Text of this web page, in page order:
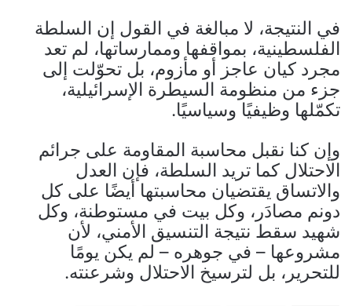
في النتيجة، لا مبالغة في القول إن السلطة
الفلسطينية، بمواقفها وممارساتها، لم تعد
مجرد كيان عاجز أو مأزوم، بل تحوّلت إلى
جزء من منظومة السيطرة الإسرائيلية،
تكمّلها وظيفيًا وسياسيًا.
وإن كنا نقبل محاسبة المقاومة على جرائم
الاحتلال كما تريد السلطة، فإن العدل
والاتساق يقتضيان محاسبتها أيضًا على كل
دونم مصادَر، وكل بيت في مستوطنة، وكل
شهيد سقط نتيجة التنسيق الأمني، لأن
مشروعها – في جوهره – لم يكن يومًا
للتحرير، بل لترسيخ الاحتلال وشرعنته.